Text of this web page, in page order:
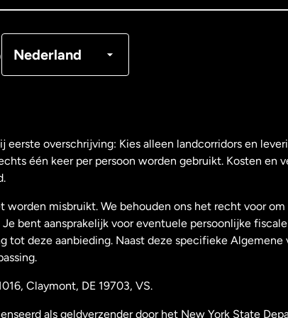
Nederland
Nederland
Nieuw-Zeeland
Spanje
eerste overschrijving: Kies alleen landcorridors en
één keer per persoon worden gebruikt. Kosten en
worden misbruikt. We behouden ons het recht voor
bent aansprakelijk voor eventuele persoonlijke
tot deze aanbieding. Naast deze specifieke
Claymont, DE 19703, VS.
als geldverzender door het New York State